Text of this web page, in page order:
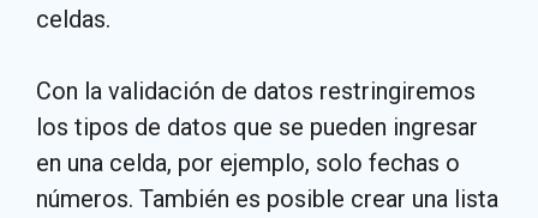
celdas.
Con la validación de datos restringiremos
los tipos de datos que se pueden ingresar
en una celda, por ejemplo, solo fechas o
números. También es posible crear una lista